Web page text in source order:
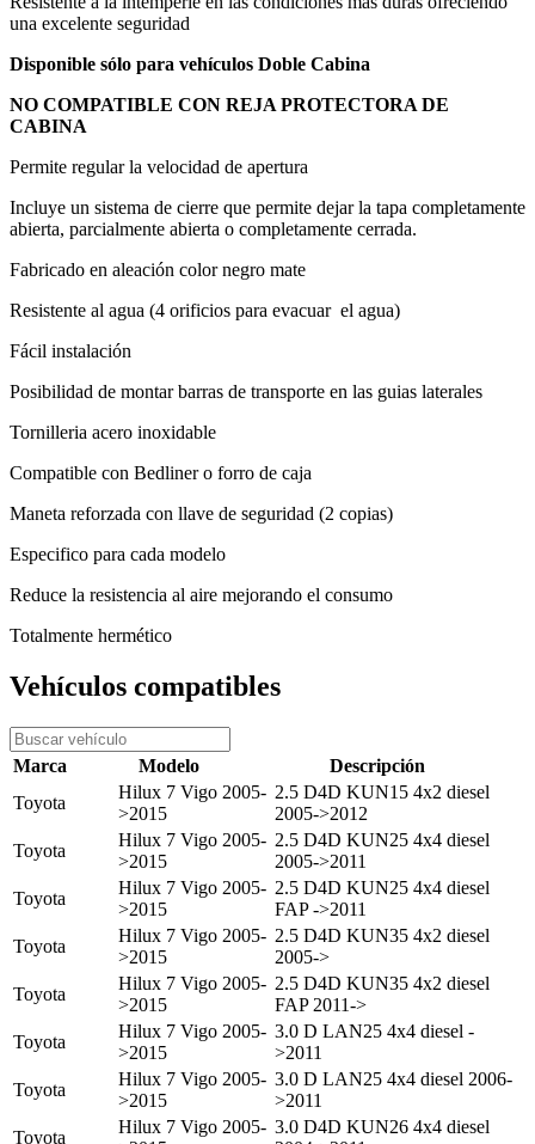
una excelente seguridad
Disponible sólo para vehículos Doble Cabina
NO COMPATIBLE CON REJA PROTECTORA DE
CABINA
Permite regular la velocidad de apertura
Incluye un sistema de cierre que permite dejar la tapa completamente
abierta, parcialmente abierta o completamente cerrada.
Fabricado en aleación color negro mate
Resistente al agua (4 orificios para evacuar el agua)
Fácil instalación
Posibilidad de montar barras de transporte en las guias laterales
Tornilleria acero inoxidable
Compatible con Bedliner o forro de caja
Maneta reforzada con llave de seguridad (2 copias)
Especifico para cada modelo
Reduce la resistencia al aire mejorando el consumo
Totalmente hermético
Vehículos compatibles
Toyota
Hilux 7 Vigo 2005-
>2015
2.5 D4D KUN15 4x2 diesel
2005->2012
Toyota
Hilux 7 Vigo 2005-
>2015
2.5 D4D KUN25 4x4 diesel
2005->2011
Toyota
Hilux 7 Vigo 2005-
>2015
2.5 D4D KUN25 4x4 diesel
FAP ->2011
Toyota
Hilux 7 Vigo 2005-
>2015
2.5 D4D KUN35 4x2 diesel
2005->
Toyota
Hilux 7 Vigo 2005-
>2015
2.5 D4D KUN35 4x2 diesel
FAP 2011->
Toyota
Hilux 7 Vigo 2005-
>2015
3.0 D LAN25 4x4 diesel -
>2011
Toyota
Hilux 7 Vigo 2005-
>2015
3.0 D LAN25 4x4 diesel 2006-
>2011
Toyota
Hilux 7 Vigo 2005- 3.0 D4D KUN26 4x4 diesel